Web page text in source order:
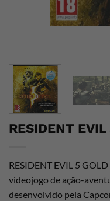
RESIDENT
RESIDENT EVIL 5
videojogo de ação-
desenvolvido pela